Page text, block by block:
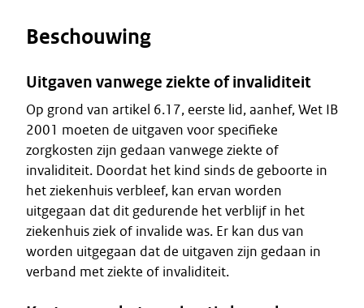
Beschouwing
Uitgaven vanwege ziekte of invaliditeit
Op grond van artikel 6.17, eerste lid, aanhef, Wet IB
2001 moeten de uitgaven voor specifieke
zorgkosten zijn gedaan vanwege ziekte of
invaliditeit. Doordat het kind sinds de geboorte in
het ziekenhuis verbleef, kan ervan worden
uitgegaan dat dit gedurende het verblijf in het
ziekenhuis ziek of invalide was. Er kan dus van
worden uitgegaan dat de uitgaven zijn gedaan in
verband met ziekte of invaliditeit.